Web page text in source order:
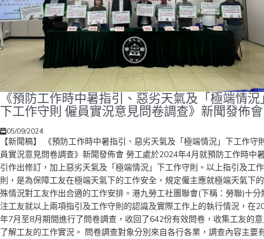
《預防工作時中暑指引、惡劣天氣及「極端情況
下工作守則 僱員實況意見問卷調查》新聞發佈會
05/09/2024
【新聞稿】 《預防工作時中暑指引、惡劣天氣及「極端情況」下工作守
員實況意見問卷調查》新聞發佈會 勞工處於2024年4月就預防工作時中
引作出修訂，加上惡劣天氣及「極端情況」下工作守則。以上指引及工
則，是為保障工友在極端天氣下的工作安全，規定僱主應就極端天氣下
殊情況對工友作出合適的工作安排。港九勞工社團聯會(下稱：勞聯)十分
注工友就以上兩項指引及工作守則的認識及實際工作上的執行情況，在
年7月至8月期間進行了問卷調查，收回了642份有效問卷，收集工友的
了解工友的工作實況。 問卷調查對象分別來自各行各業，調查內容主要